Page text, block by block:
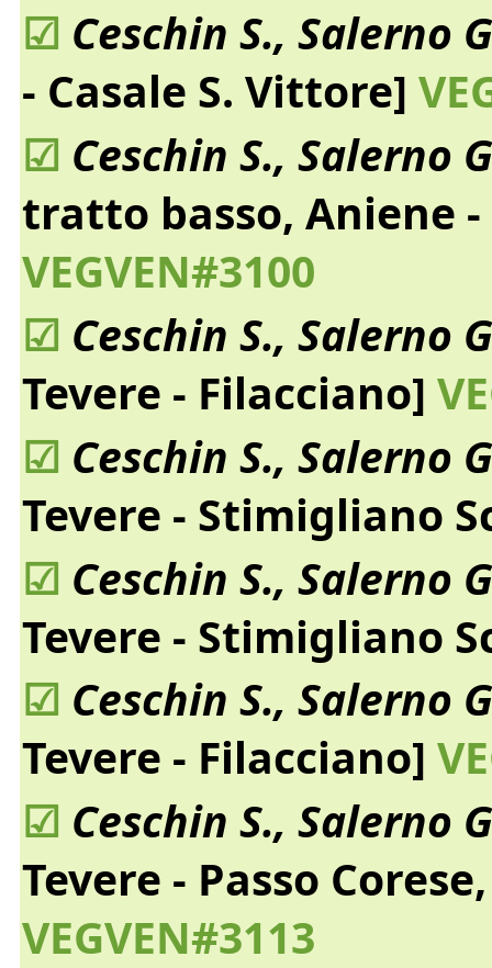
☑ Ceschin S., Salerno
- Casale S. Vittore]
☑ Ceschin S., Salerno
tratto basso, Aniene
VEGVEN#3100
☑ Ceschin S., Salerno
Tevere - Filacciano]
☑ Ceschin S., Salerno
Tevere - Stimigliano
☑ Ceschin S., Salerno
Tevere - Stimigliano
☑ Ceschin S., Salerno
Tevere - Filacciano]
☑ Ceschin S., Salerno
Tevere - Passo
VEGVEN#3113